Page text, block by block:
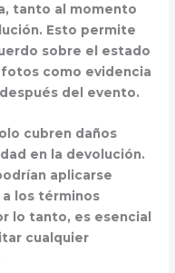
, tanto al momento
Esto permite
sobre el estado
fotos como evidencia
del evento.
cubren daños
en la devolución.
aplicarse
los términos
lo tanto, es esencial
cualquier